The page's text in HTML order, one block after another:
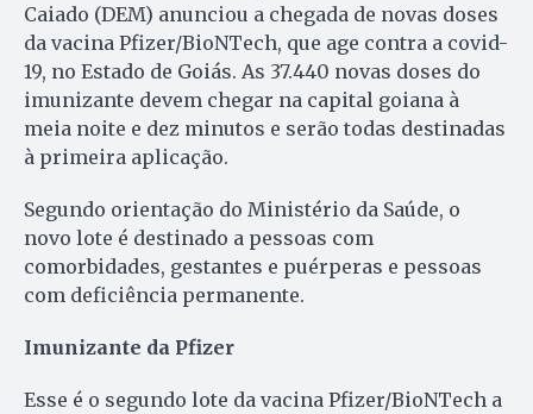
Caiado (DEM) anunciou a chegada de novas doses
da vacina Pfizer/BioNTech, que age contra a covid-
19, no Estado de Goiás. As 37.440 novas doses do
imunizante devem chegar na capital goiana à
meia noite e dez minutos e serão todas destinadas
à primeira aplicação.
Segundo orientação do Ministério da Saúde, o
novo lote é destinado a pessoas com
comorbidades, gestantes e puérperas e pessoas
com deficiência permanente.
Imunizante da Pfizer
Esse é o segundo lote da vacina Pfizer/BioNTech a